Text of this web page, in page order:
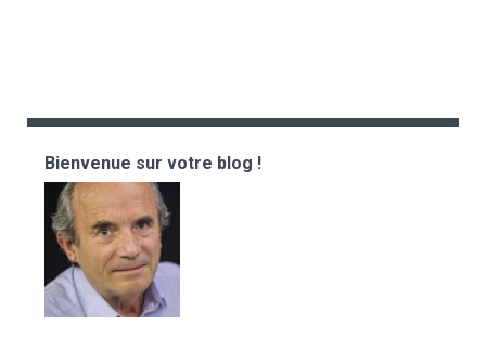
Bienvenue sur votre blog !